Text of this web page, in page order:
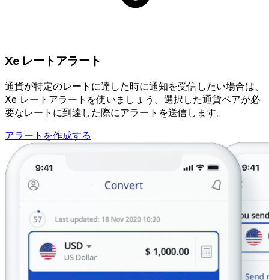
Xe レートアラート
通貨が特定のレートに達した時に通知を受信したい場合は、
Xe レートアラートを使いましょう。選択した通貨ペアが必
要なレートに到達した際にアラートを送信します。
アラートを作成する